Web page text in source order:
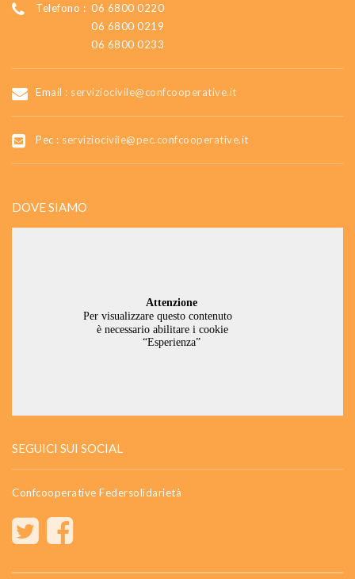
Telefono : 06 6800 0220
06 6800 0219
06 6800 0233
Email : serviziocivile@confcooperative.it
Pec : serviziocivile@pec.confcooperative.it
DOVE SIAMO
SEGUICI SUI SOCIAL
Confcooperative Federsolidarietà